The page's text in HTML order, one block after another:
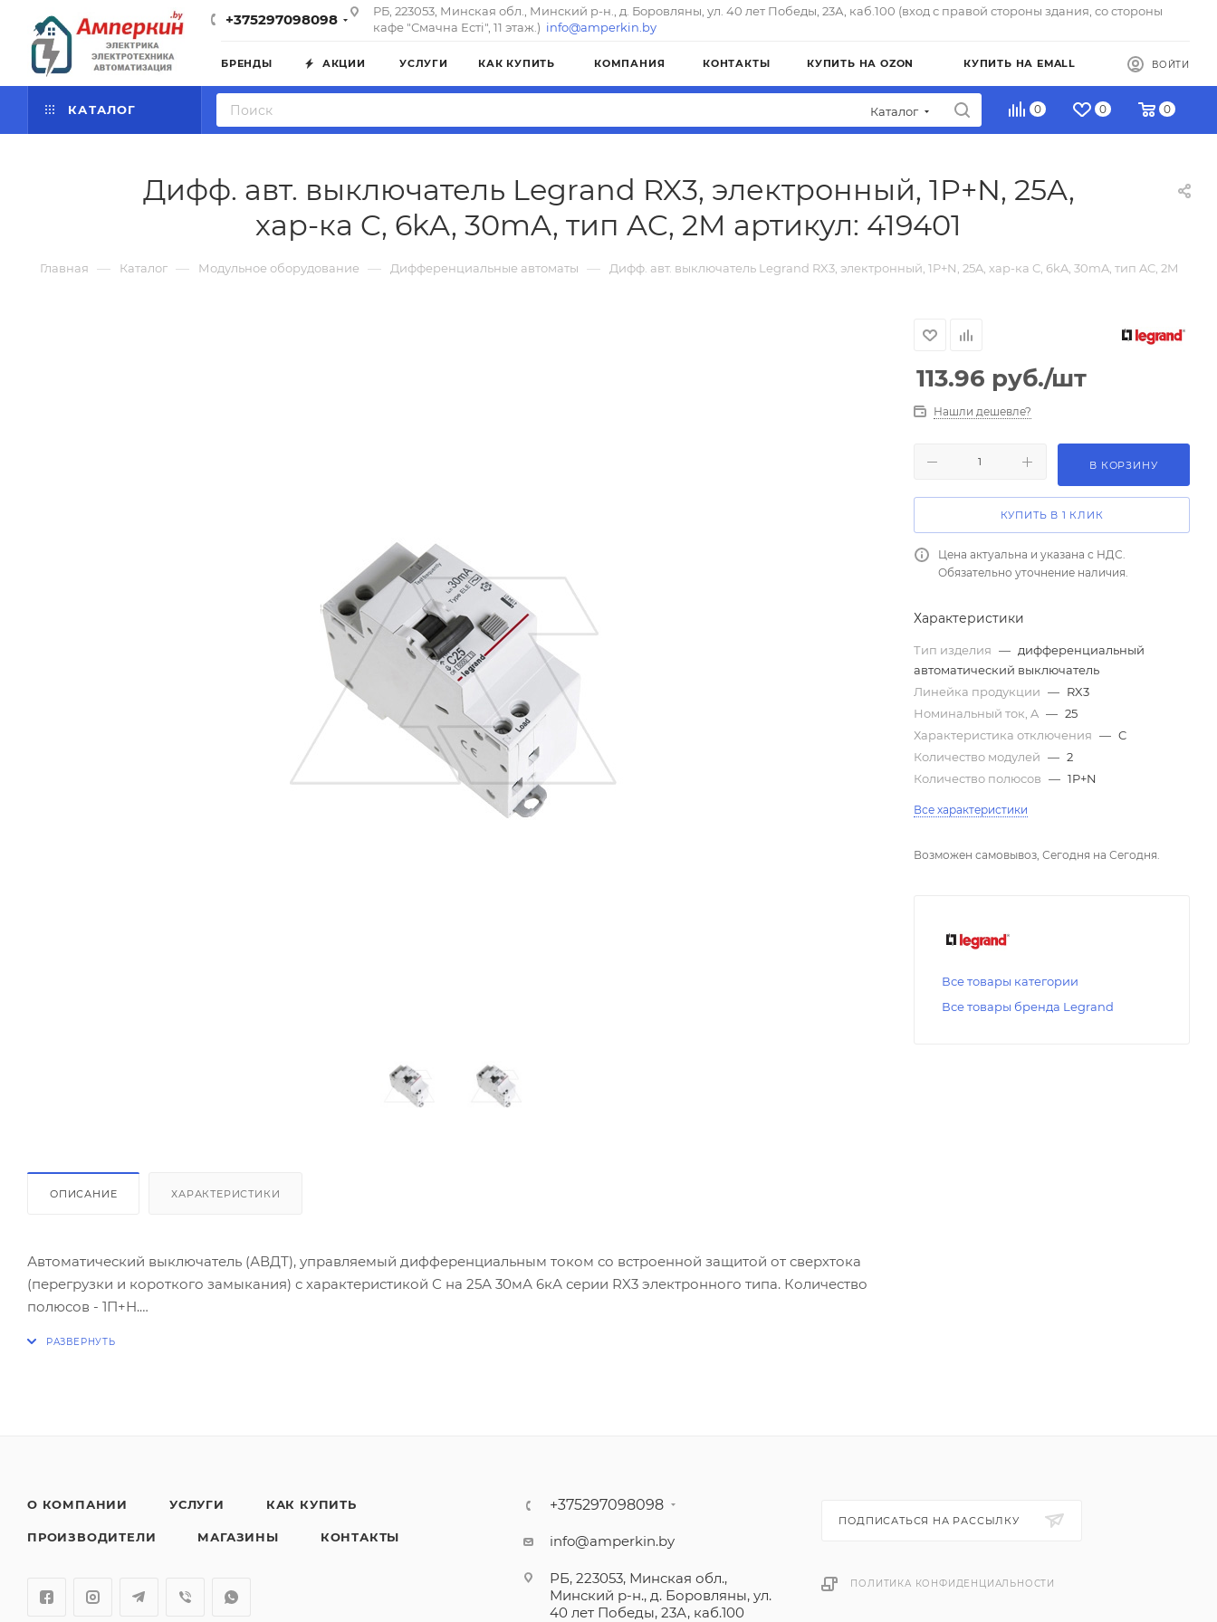
+375297098098
РБ, 223053, Минская обл., Минский р-н., д. Боровляны, ул. 40 лет Победы, 23А, каб.100 (вход с правой стороны здания, со стороны
кафе "Смачна Естi", 11 этаж.) info@amperkin.by
БРЕНДЫ АКЦИИ УСЛУГИ КАК КУПИТЬ КОМПАНИЯ КОНТАКТЫ КУПИТЬ НА OZON КУПИТЬ НА EMALL ВОЙТИ
КАТАЛОГ Каталог 0 0 0
Дифф. авт. выключатель Legrand RX3, электронный, 1P+N, 25A,
хар-ка C, 6kA, 30mA, тип AC, 2M артикул: 419401
Главная — Каталог — Модульное оборудование — Дифференциальные автоматы — Дифф. авт. выключатель Legrand RX3, электронный, 1P+N, 25A, хар-ка C, 6kA, 30mA, тип AC, 2M
ОПИСАНИЕ ХАРАКТЕРИСТИКИ
Автоматический выключатель (АВДТ), управляемый дифференциальным током со встроенной защитой от сверхтока
(перегрузки и короткого замыкания) с характеристикой С на 25А 30мА 6кА серии RX3 электронного типа. Количество
полюсов - 1П+Н.
Совместим с гребенчатыми шинами.
113.96 руб./шт
Нашли дешевле?
В КОРЗИНУ
КУПИТЬ В 1 КЛИК
Цена актуальна и указана с НДС.
Обязательно уточнение наличия.
Характеристики
Тип изделия — дифференциальный
автоматический выключатель
Линейка продукции — RX3
Номинальный ток, A — 25
Характеристика отключения — C
Количество модулей — 2
Количество полюсов — 1P+N
Все характеристики
Возможен самовывоз, Сегодня на Сегодня.
Все товары категории
Все товары бренда Legrand
О КОМПАНИИ УСЛУГИ КАК КУПИТЬ
ПРОИЗВОДИТЕЛИ МАГАЗИНЫ КОНТАКТЫ
+375297098098
info@amperkin.by
РБ, 223053, Минская обл.,
Минский р-н., д. Боровляны, ул.
40 лет Победы, 23А, каб.100
ПОДПИСАТЬСЯ НА РАССЫЛКУ
ПОЛИТИКА КОНФИДЕНЦИАЛЬНОСТИ